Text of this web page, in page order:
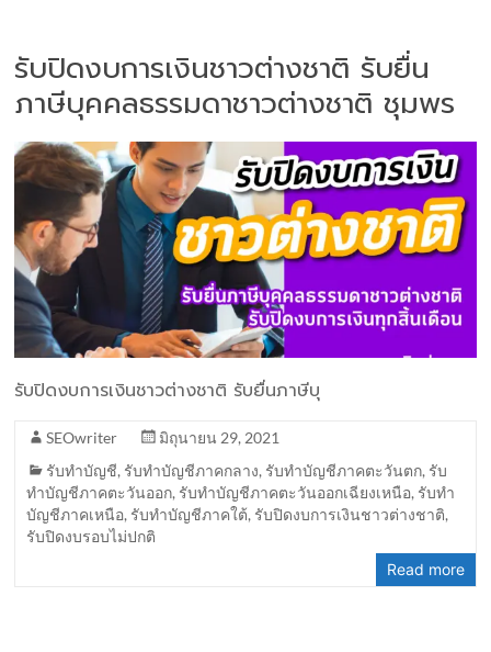
รับปิดงบการเงินชาวต่างชาติ รับยื่น
ภาษีบุคคลธรรมดาชาวต่างชาติ ชุมพร
รับปิดงบการเงินชาวต่างชาติ รับยื่นภาษีบุ
SEOwriter
มิถุนายน 29, 2021
รับทำบัญชี, รับทำบัญชีภาคกลาง, รับทำบัญชีภาคตะวันตก, รับ
ทำบัญชีภาคตะวันออก, รับทำบัญชีภาคตะวันออกเฉียงเหนือ, รับทำ
บัญชีภาคเหนือ, รับทำบัญชีภาคใต้, รับปิดงบการเงินชาวต่างชาติ,
รับปิดงบรอบไม่ปกติ
Read more